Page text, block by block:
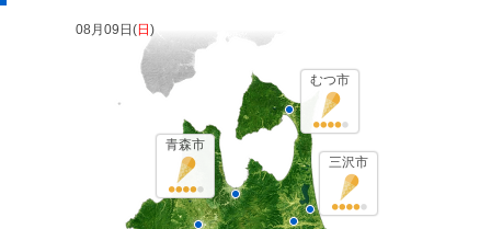
08月09日(日 )
青森市
三沢市
むつ市